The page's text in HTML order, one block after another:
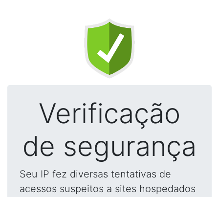
Verificação
de segurança
Seu IP fez diversas tentativas de
acessos suspeitos a sites hospedados